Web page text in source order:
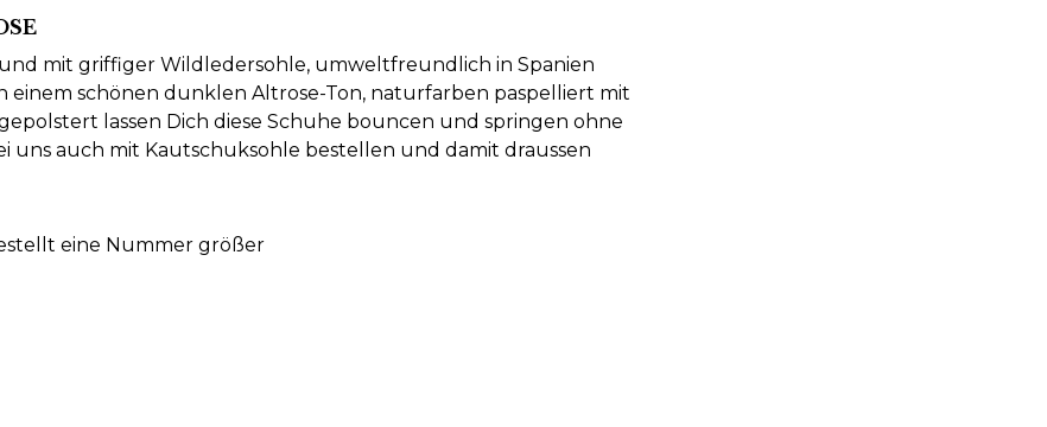
mit griffiger Wildledersohle, umweltfreundlich in Spanien
einem schönen dunklen Altrose-Ton, naturfarben paspelliert mit
lassen Dich diese Schuhe bouncen und springen ohne
uns auch mit Kautschuksohle bestellen und damit draussen
eine Nummer größer